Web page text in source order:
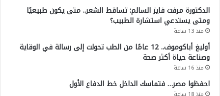
الدكتورة مرفت فايز السالم: تساقط الشعر.. متى يكون طبيعيًا
ومتى يستدعي استشارة الطبيب؟
منذ 13 ساعة
أوليغ أباكوموف.. 12 عامًا من الطب تحولت إلى رسالة في الوقاية
وصناعة حياة أكثر صحة
منذ 16 ساعة
احفظوا مصر… فتماسك الداخل خط الدفاع الأول